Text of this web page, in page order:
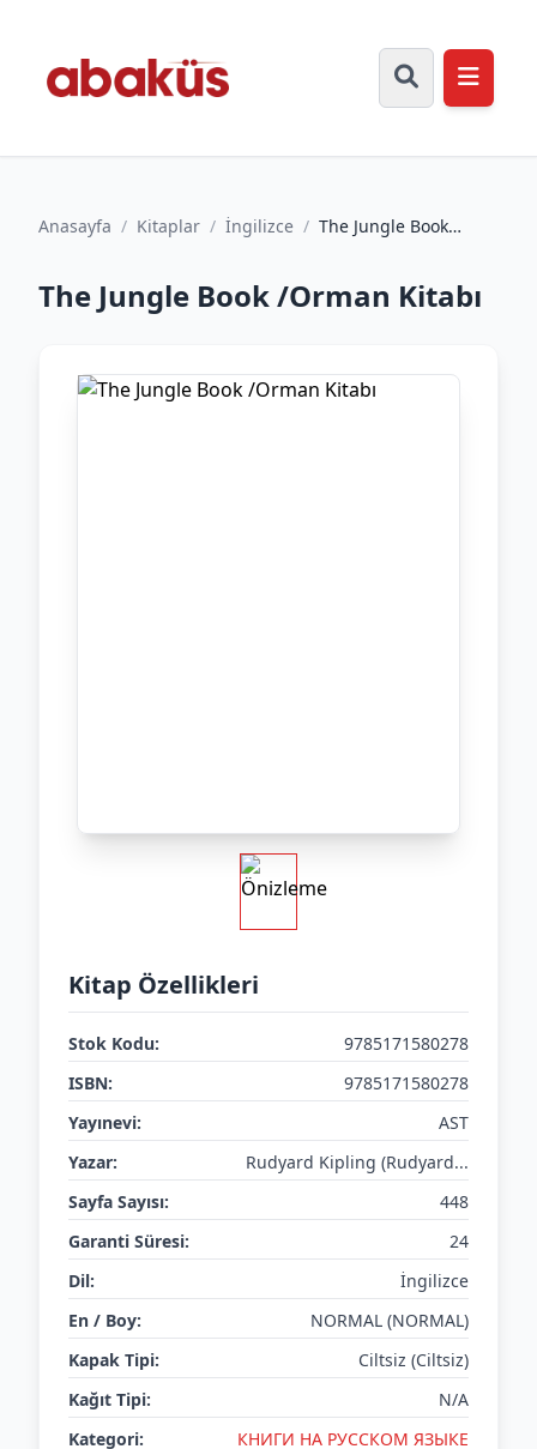
Anasayfa / Kitaplar / İngilizce / The Jungle Book
The Jungle Book /Orman Kitabı
Kitap Özellikleri
Stok Kodu:
9785171580278
ISBN:
9785171580278
Yayınevi:
AST
Yazar:
Rudyard Kipling (Rudyard...
Sayfa Sayısı:
448
Garanti Süresi:
24
Dil:
İngilizce
En / Boy:
NORMAL (NORMAL)
Kapak Tipi:
Ciltsiz (Ciltsiz)
Kağıt Tipi:
N/A
Kategori:
КНИГИ НА РУССКОМ ЯЗЫКЕ